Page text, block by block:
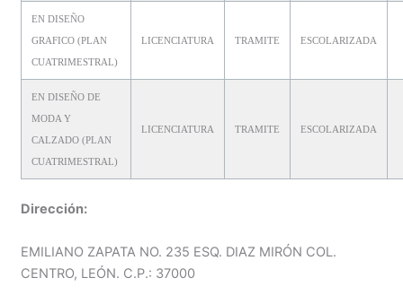
EN DISEÑO
GRAFICO (PLAN
CUATRIMESTRAL)
LICENCIATURA TRAMITE ESCOLARIZADA
EN DISEÑO DE
MODA Y
CALZADO (PLAN
CUATRIMESTRAL)
LICENCIATURA TRAMITE ESCOLARIZADA
Dirección:
EMILIANO ZAPATA NO. 235 ESQ. DIAZ MIRÓN COL.
CENTRO, LEÓN. C.P.: 37000